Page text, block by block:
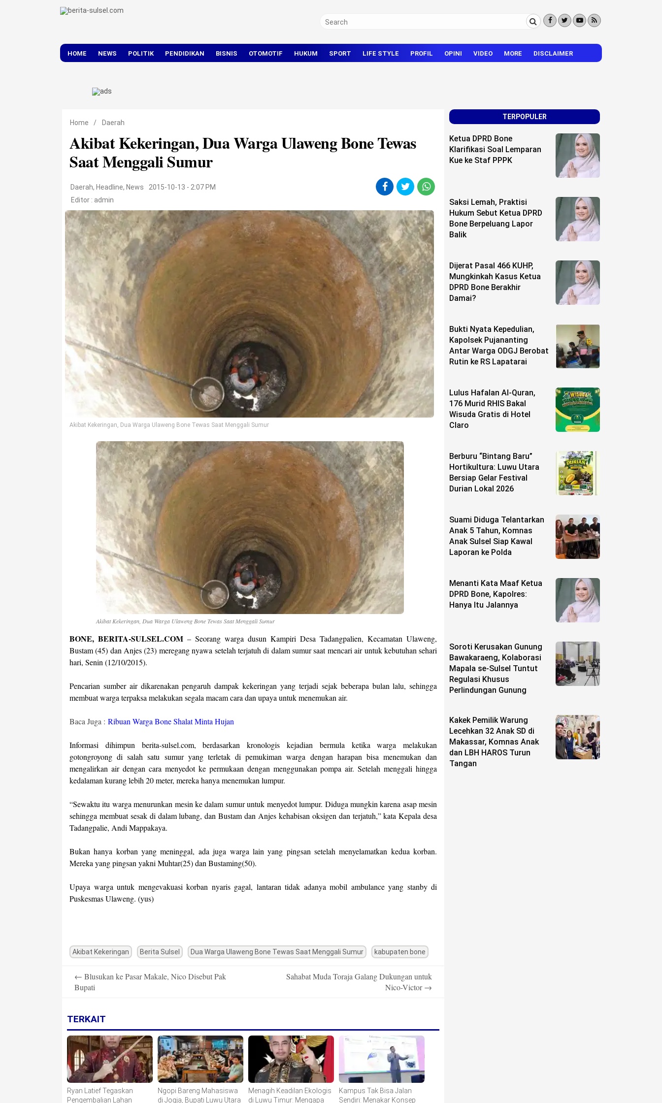
HOME NEWS POLITIK PENDIDIKAN BISNIS OTOMOTIF HUKUM SPORT LIFE STYLE PROFIL OPINI VIDEO MORE DISCLAIMER
Home / Daerah
Akibat Kekeringan, Dua Warga Ulaweng Bone Tewas
Saat Menggali Sumur
Daerah, Headline, News
2015-10-13 - 2:07 PM
Editor : admin
Akibat Kekeringan, Dua Warga Ulaweng Bone Tewas Saat Menggali Sumur
Akibat Kekeringan, Dua Warga Ulaweng Bone Tewas Saat Menggali Sumur
BONE, BERITA-SULSEL.COM – Seorang warga dusun Kampiri Desa Tadangpalien, Kecamatan Ulaweng,
Bustam (45) dan Anjes (23) meregang nyawa setelah terjatuh di dalam sumur saat mencari air untuk kebutuhan sehari
hari, Senin (12/10/2015).
Pencarian sumber air dikarenakan pengaruh dampak kekeringan yang terjadi sejak beberapa bulan lalu, sehingga
membuat warga terpaksa melakukan segala macam cara dan upaya untuk menemukan air.
Baca Juga : Ribuan Warga Bone Shalat Minta Hujan
Informasi dihimpun berita-sulsel.com, berdasarkan kronologis kejadian bermula ketika warga melakukan
gotongroyong di salah satu sumur yang terletak di pemukiman warga dengan harapan bisa menemukan dan
mengalirkan air dengan cara menyedot ke permukaan dengan menggunakan pompa air. Setelah menggali hingga
kedalaman kurang lebih 20 meter, mereka hanya menemukan lumpur.
“Sewaktu itu warga menurunkan mesin ke dalam sumur untuk menyedot lumpur. Diduga mungkin karena asap mesin
sehingga membuat sesak di dalam lubang, dan Bustam dan Anjes kehabisan oksigen dan terjatuh,” kata Kepala desa
Tadangpalie, Andi Mappakaya.
Bukan hanya korban yang meninggal, ada juga warga lain yang pingsan setelah menyelamatkan kedua korban.
Mereka yang pingsan yakni Muhtar(25) dan Bustaming(50).
Upaya warga untuk mengevakuasi korban nyaris gagal, lantaran tidak adanya mobil ambulance yang stanby di
Puskesmas Ulaweng. (yus)
Akibat Kekeringan Berita Sulsel Dua Warga Ulaweng Bone Tewas Saat Menggali Sumur kabupaten bone
navigation
← Blusukan ke Pasar Makale, Nico Disebut Pak
Bupati
Sahabat Muda Toraja Galang Dukungan untuk
Nico-Victor→
TERKAIT
Ryan Latief Tegaskan
Pengembalian Lahan
Ngopi Bareng Mahasiswa
di Jogja, Bupati Luwu Utara
Menagih Keadilan Ekologis
di Luwu Timur: Mengapa
Kampus Tak Bisa Jalan
Sendiri: Menakar Konsep
TERPOPULER
Ketua DPRD Bone
Klarifikasi Soal Lemparan
Kue ke Staf PPPK
Saksi Lemah, Praktisi
Hukum Sebut Ketua DPRD
Bone Berpeluang Lapor
Balik
Dijerat Pasal 466 KUHP,
Mungkinkah Kasus Ketua
DPRD Bone Berakhir
Damai?
Bukti Nyata Kepedulian,
Kapolsek Pujananting
Antar Warga ODGJ Berobat
Rutin ke RS Lapatarai
Lulus Hafalan Al-Quran,
176 Murid RHIS Bakal
Wisuda Gratis di Hotel
Claro
Berburu “Bintang Baru”
Hortikultura: Luwu Utara
Bersiap Gelar Festival
Durian Lokal 2026
Suami Diduga Telantarkan
Anak 5 Tahun, Komnas
Anak Sulsel Siap Kawal
Laporan ke Polda
Menanti Kata Maaf Ketua
DPRD Bone, Kapolres:
Hanya Itu Jalannya
Soroti Kerusakan Gunung
Bawakaraeng, Kolaborasi
Mapala se-Sulsel Tuntut
Regulasi Khusus
Perlindungan Gunung
Kakek Pemilik Warung
Lecehkan 32 Anak SD di
Makassar, Komnas Anak
dan LBH HAROS Turun
Tangan